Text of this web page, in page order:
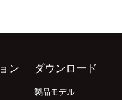
ン ダウンロード
製品モデル